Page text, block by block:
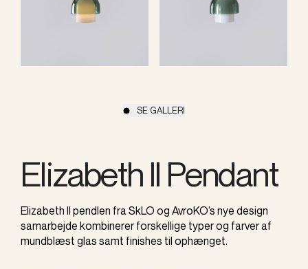
SE GALLERI
Elizabeth II Pendant
Elizabeth II pendlen fra SkLO og AvroKO’s nye design
samarbejde kombinerer forskellige typer og farver af
mundblæst glas samt finishes til ophænget.